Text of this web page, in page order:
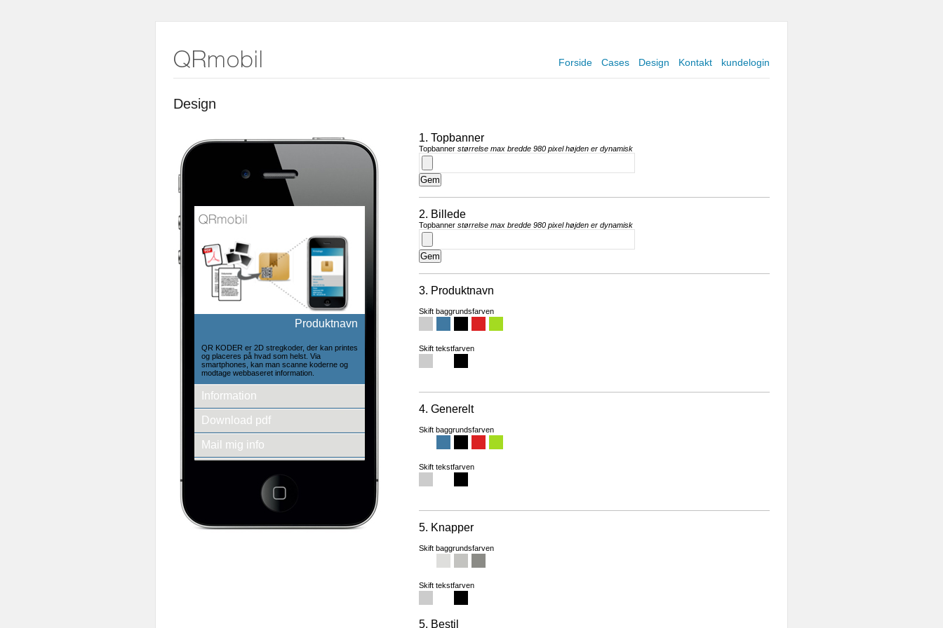
Forside Cases Design Kontakt kundelogin
Design
Produktnavn
QR KODER er 2D stregkoder, der kan printes
og placeres på hvad som helst. Via
smartphones, kan man scanne koderne og
modtage webbaseret information.
Information
Download pdf
Mail mig info
Fredens Torv 1 2.th
Tlf.: + 45 86 20 94 93
1. Topbanner
Topbanner størrelse max bredde 980 pixel højden er dynamisk
2. Billede
Topbanner størrelse max bredde 980 pixel højden er dynamisk
3. Produktnavn
Skift baggrundsfarven
Skift tekstfarven
4. Generelt
Skift baggrundsfarven
Skift tekstfarven
5. Knapper
Skift baggrundsfarven
Skift tekstfarven
5. Bestil